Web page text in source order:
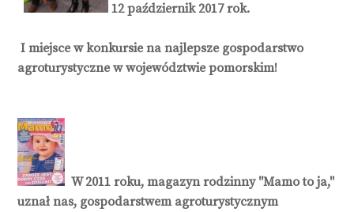
12 październik 2017 rok.
I miejsce w konkursie na najlepsze gospodarstwo
agroturystyczne w województwie pomorskim!
W 2011 roku, magazyn rodzinny "Mamo to ja,"
uznał nas, gospodarstwem agroturystycznym